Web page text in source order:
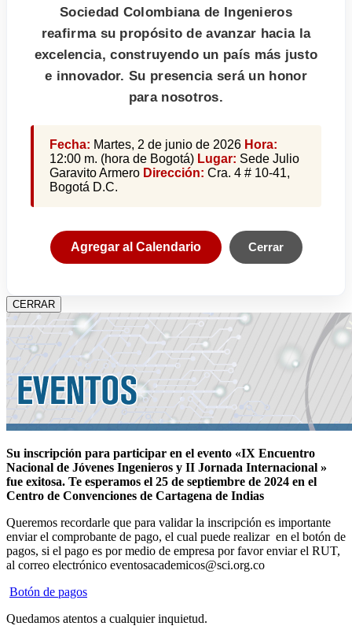
Sociedad Colombiana de Ingenieros
reafirma su propósito de avanzar hacia la
excelencia, construyendo un país más justo
e innovador. Su presencia será un honor
para nosotros.
Fecha: Martes, 2 de junio de 2026 Hora:
12:00 m. (hora de Bogotá) Lugar: Sede Julio
Garavito Armero Dirección: Cra. 4 # 10-41,
Bogotá D.C.
Agregar al Calendario Cerrar
CERRAR
Su inscripción para participar en el evento «IX Encuentro
Nacional de Jóvenes Ingenieros y II Jornada Internacional »
fue exitosa. Te esperamos el 25 de septiembre de 2024 en el
Centro de Convenciones de Cartagena de Indias
Queremos recordarle que para validar la inscripción es importante
enviar el comprobante de pago, el cual puede realizar en el botón de
pagos, si el pago es por medio de empresa por favor enviar el RUT,
al correo electrónico eventosacademicos@sci.org.co
Botón de pagos
Quedamos atentos a cualquier inquietud.